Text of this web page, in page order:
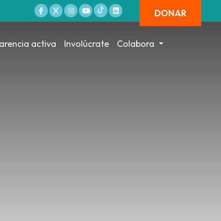
DONAR
activa Involúcrate Colabora